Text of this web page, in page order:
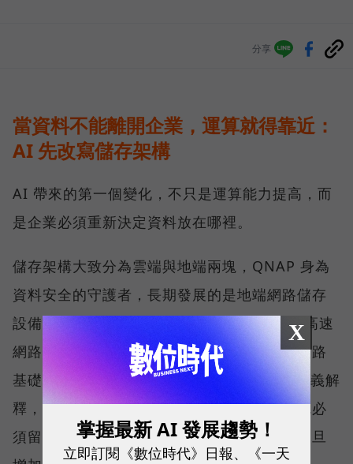
分享
當資料不能離開企業，運算就得靠近：
AI 先改寫儲存架構
AI 帶來的第一個變化，不只是運算能力提高，而
是企業必須重新決定資料放在哪裡。
儲存架構大致分為雲端與地端兩塊，QNAP 身為
資料安全的守護者，長期發展的是地端網路儲存
設備（NAS），並擴展至 25GbE、100GbE 高速
網路交換器產品線，提供完整的儲存與高速網路
基礎架構。威聯通科技（QNAP）總經理劉文義解
釋，當資料因合規要求或敏感度不能上雲，就必
須留在靠近使用者與應用的地方；運算需求一旦
X
掌握最新 AI 發展趨勢！
立即訂閱《數位時代》日報、《一天